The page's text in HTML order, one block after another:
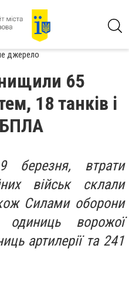
джерело
65
18 танків і
БПЛА
втрати
військ склали
Силами оборони
ворожої
артилерії та 241